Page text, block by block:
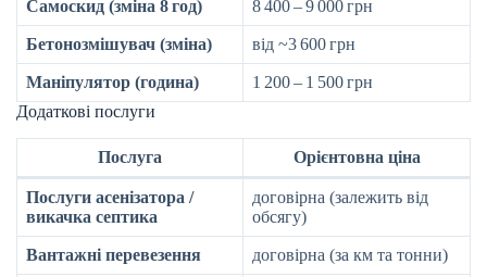
Самоскид (зміна 8 год) 8 400 – 9 000 грн
Бетонозмішувач (зміна) від ~3 600 грн
Маніпулятор (година)
1 200 – 1 500 грн
Додаткові послуги
Послуга Орієнтовна ціна
Послуги асенізатора /
викачка септика
договірна (залежить від
обсягу)
Вантажні перевезення договірна (за км та тонни)